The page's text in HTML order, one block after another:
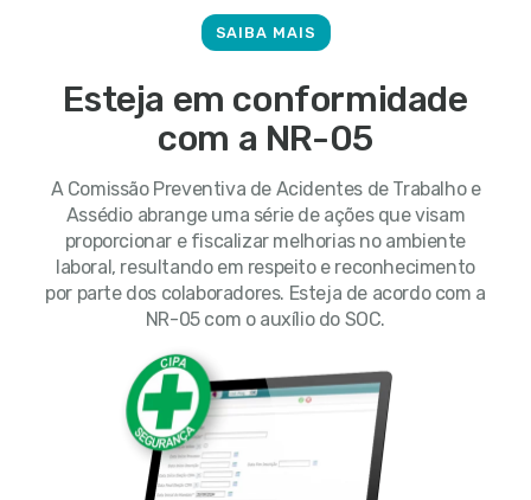
SAIBA MAIS
Esteja em conformidade
com a NR-05
A Comissão Preventiva de Acidentes de Trabalho e
Assédio abrange uma série de ações que visam
proporcionar e fiscalizar melhorias no ambiente
laboral, resultando em respeito e reconhecimento
por parte dos colaboradores. Esteja de acordo com a
NR-05 com o auxílio do SOC.